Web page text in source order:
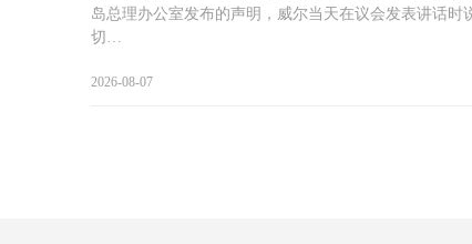
岛总理办公室发布的声明，威尔当天在议会发表讲话
切…
2026-08-07